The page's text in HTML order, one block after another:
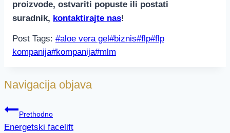
proizvode, ostvariti popuste ili postati
suradnik, kontaktirajte nas!
Post Tags: #aloe vera gel#biznis#flp#flp
kompanija#kompanija#mlm
Navigacija objava
Prethodno
Energetski facelift